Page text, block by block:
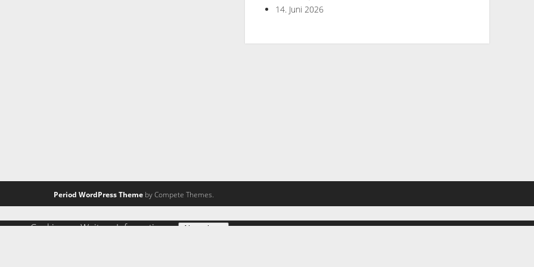
14. Juni 2026
Period WordPress Themeby Compete Themes.
von Cookies zu.Weitere Informationen Akzeptieren